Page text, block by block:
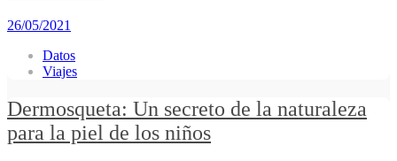
26/05/2021
Datos
Viajes
Dermosqueta: Un secreto de la naturaleza
para la piel de los niños